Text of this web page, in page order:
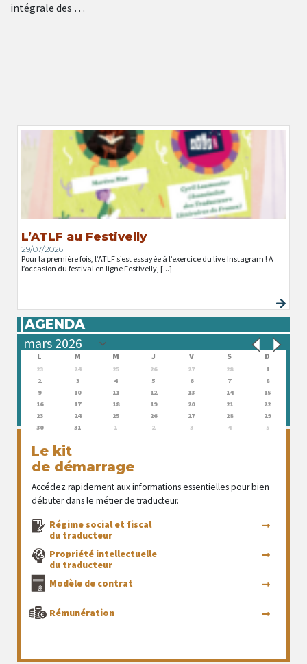
intégrale des …
L’ATLF au Festivelly
29/07/2026
Pour la première fois, l’ATLF s’est essayée à l’exercice du live Instagram ! A
l’occasion du festival en ligne Festivelly, [...]
AGENDA
L M M J V S D
23 24 25 26 27 28
1
2
3 4 5 6 7
8
9
10 11 12 13 14
15
16
17 18 19 20 21
22
23
24 25 26 27 28
29
30
31 1 2 3 4 5
Le kit
de démarrage
Accédez rapidement aux informations essentielles pour bien
débuter dans le métier de traducteur.
Régime social et fiscal
du traducteur
Propriété intellectuelle
du traducteur
Modèle de contrat
Rémunération